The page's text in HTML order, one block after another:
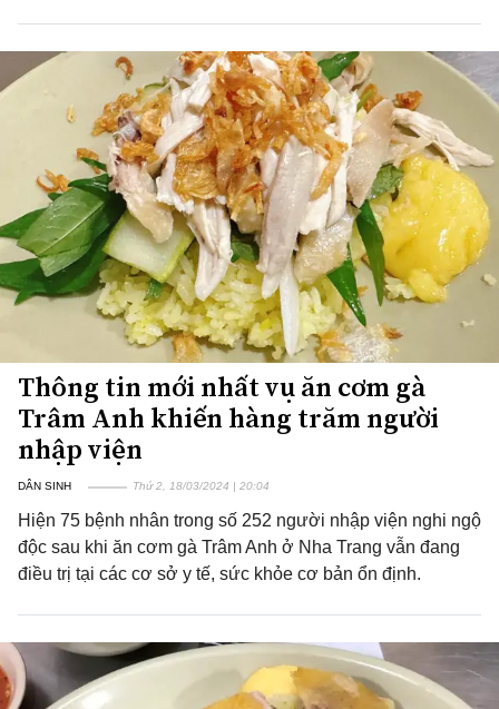
Thông tin mới nhất vụ ăn cơm gà
Trâm Anh khiến hàng trăm người
nhập viện
DÂN SINH Thứ 2, 18/03/2024 | 20:04
Hiện 75 bệnh nhân trong số 252 người nhập viện nghi ngộ
độc sau khi ăn cơm gà Trâm Anh ở Nha Trang vẫn đang
điều trị tại các cơ sở y tế, sức khỏe cơ bản ổn định.